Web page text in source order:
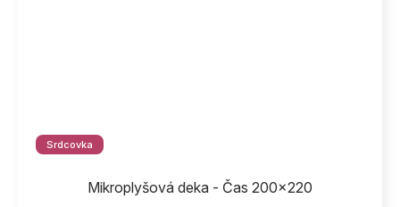
Srdcovka
Mikroplyšová deka - Čas 200x220